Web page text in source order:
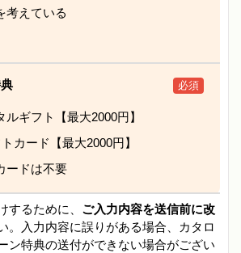
考えている
必須
ルギフト【最大2000円】
カード【最大2000円】
ードは不要
するために、 ご入力内容を送信前に改
。入力内容に誤りがある場合、カタロ
ン特典の送付ができない場合がござい